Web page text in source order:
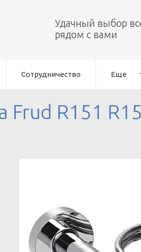
Удачный выбор
рядом с вами
Сотрудничество Еще
R151